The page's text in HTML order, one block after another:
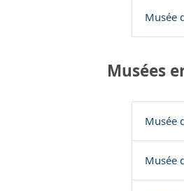
Musée
Musées
Musée
Musée